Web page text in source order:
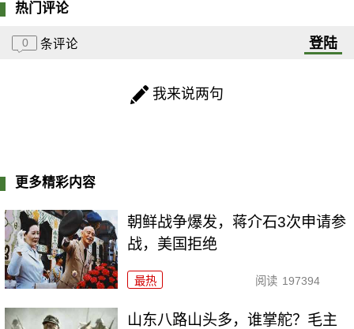
热门评论
0 条评论 登陆
我来说两句
更多精彩内容
朝鲜战争爆发，蒋介石3次申请参
战，美国拒绝
最热 阅读 197394
山东八路山头多，谁掌舵？毛主